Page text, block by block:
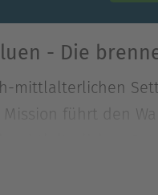
- Die
mittlalterlichen
führt den
führt den